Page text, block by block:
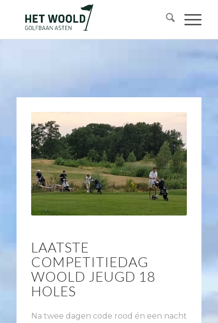
LAATSTE
COMPETITIEDAG
WOOLD JEUGD 18
HOLES
Na twee dagen code rood én een nacht